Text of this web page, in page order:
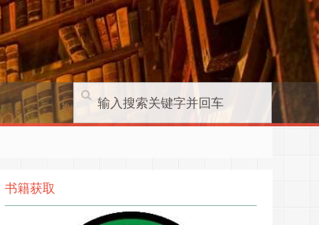
书籍获取